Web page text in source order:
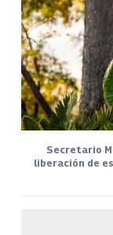
Secretario
liberación de